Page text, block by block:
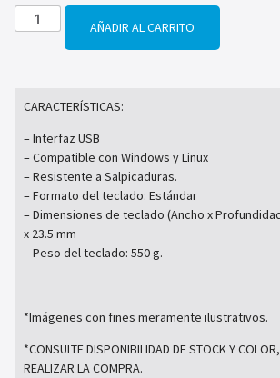
AÑADIR AL CARRITO
CARACTERÍSTICAS:
– Interfaz USB
– Compatible con Windows y Linux
– Resistente a Salpicaduras.
– Formato del teclado: Estándar
– Dimensiones de teclado (Ancho x
x 23.5 mm
– Peso del teclado: 550 g.
*Imágenes con fines meramente ilustrativos.
*CONSULTE DISPONIBILIDAD DE STOCK Y
REALIZAR LA COMPRA.